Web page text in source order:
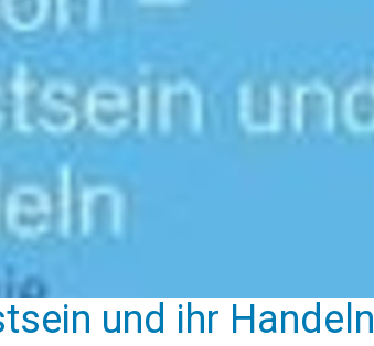
und ihr Handeln